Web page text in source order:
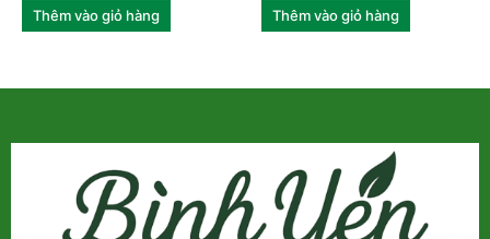
Thêm vào giỏ hàng Thêm vào giỏ hàng